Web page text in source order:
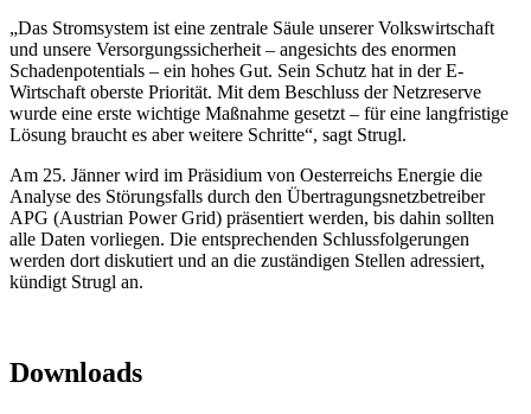
„Das Stromsystem ist eine zentrale Säule unserer Volkswirtschaft
und unsere Versorgungssicherheit – angesichts des enormen
Schadenpotentials – ein hohes Gut. Sein Schutz hat in der E-
Wirtschaft oberste Priorität. Mit dem Beschluss der Netzreserve
wurde eine erste wichtige Maßnahme gesetzt – für eine langfristige
Lösung braucht es aber weitere Schritte“, sagt Strugl.
Am 25. Jänner wird im Präsidium von Oesterreichs Energie die
Analyse des Störungsfalls durch den Übertragungsnetzbetreiber
APG (Austrian Power Grid) präsentiert werden, bis dahin sollten
alle Daten vorliegen. Die entsprechenden Schlussfolgerungen
werden dort diskutiert und an die zuständigen Stellen adressiert,
kündigt Strugl an.
Downloads